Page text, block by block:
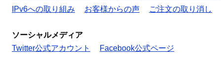
IPv6への取り組み
お客様からの声 ご注文の取り消し
ソーシャルメディア
Twitter公式アカウント
Facebook公式ページ